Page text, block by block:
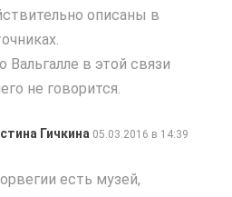
описаны в
Вальгалле в этой связи
не говорится.
Гичкина 05.03.2016 в 14:39
есть музей,